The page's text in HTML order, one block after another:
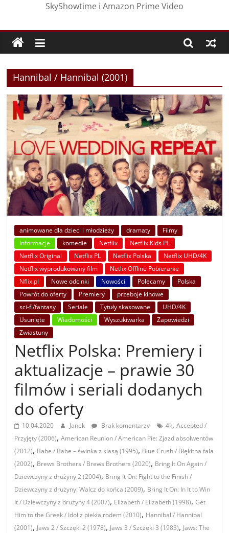
SkyShowtime i Amazon Prime Video
Hannibal / Hannibal (2001)
animowane dla dzieci i młodzieży dramaty
Filmy
Informacje
komedie Netflix
Netflix Kids PL
Netflix Original
Netflix PL Netflix Polska
Netflix UHD/4K
Netflix wyprodukowany film
Netlix Offline Pobieranie
Nflix.pl
Nowe odcinki Nowości Polecamy
Polska
Powrót do oferty
Premiery
przeboje kinowe
sci-fi/fantasy
Seriale Tytuły skasowane
UHD/4K
Usunięte
Wiadomości Wyszukiwarka
Zapowiedzi
Zwiastuny
Netflix Polska: Premiery i
aktualizacje – prawie 30
filmów i seriali dodanych
do oferty
10.04.2020 Janek Brak komentarzy 4k,Accepted /
Przyjęty (2006),American Reunion / American Pie: Zjazd absolwentów
(2012), Babe / Babe – świnka z klasą (1995), Blue Crush / Błękitna fala
(2002), Brews Brothers / Brews Brothers (2020), Bring It On Again /
Dziewczyny z drużyny 2 (2004), Bring It On: Fight to the Finish /
Dziewczyny z drużyny: Walcz do końca (2009), Bring It On: In It to Win
It / Dziewczyny z drużyny 4 (2007), Elizabeth / Elizabeth (1998),Get
Him to the Greek / Idol z piekła rodem (2010), Hannibal / Hannibal
(2001), Jaws 2 / Szczęki 2 (1978), Jaws 3 / Szczęki 3 (1983), Jaws: The